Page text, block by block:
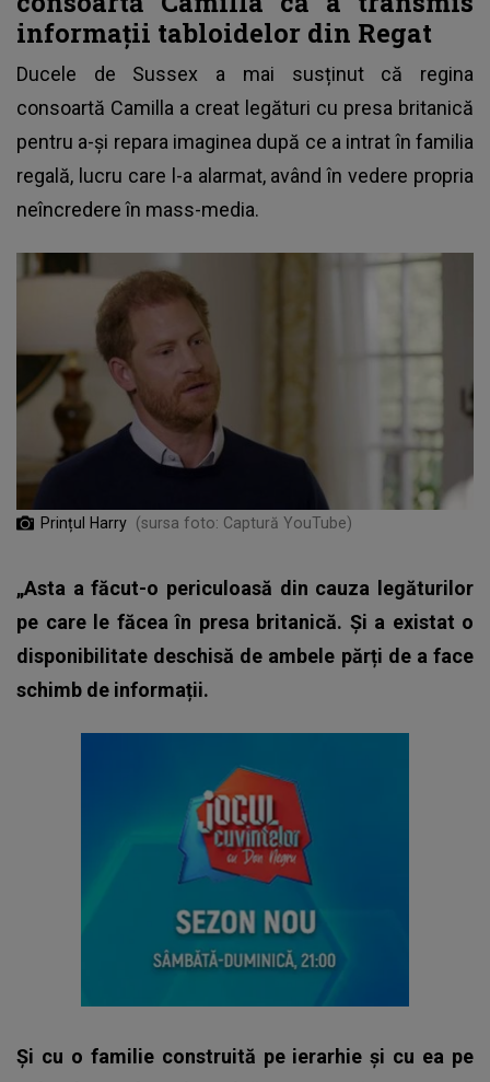
informații tabloidelor din Regat
Ducele de Sussex a mai susținut că regina
consoartă Camilla a creat legături cu presa britanică
pentru a-și repara imaginea după ce a intrat în familia
regală, lucru care l-a alarmat, având în vedere propria
neîncredere în mass-media.
Prințul Harry (sursa foto: Captură YouTube)
„Asta a făcut-o periculoasă din cauza legăturilor
pe care le făcea în presa britanică. Și a existat o
disponibilitate deschisă de ambele părți de a face
schimb de informații.
Și cu o familie construită pe ierarhie și cu ea pe